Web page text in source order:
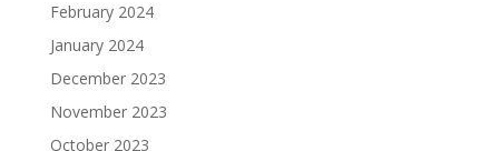
February 2024
January 2024
December 2023
November 2023
October 2023